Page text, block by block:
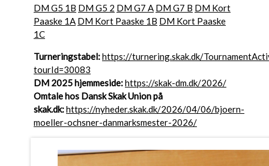
DM G5 1B DM G5 2 DM G7 A DM G7 B DM Kort
Paaske 1A DM Kort Paaske 1B DM Kort Paaske
1C
Turneringstabel:https://turnering.skak.dk/
tourId=30083
DM 2025 hjemmeside:https://skak-dm.dk/2026/
Omtale hos Dansk Skak Union på
skak.dk:https://nyheder.skak.dk/2026/04/06/bjoern-
moeller-ochsner-danmarksmester-2026/